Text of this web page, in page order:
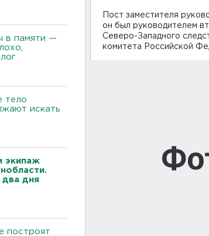
в памяти —
тело
искать
экипаж
два дня
построят
Пост заместителя
он был руководителем
Северо-Западного
комитета Российской